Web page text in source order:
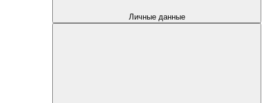
Личные данные